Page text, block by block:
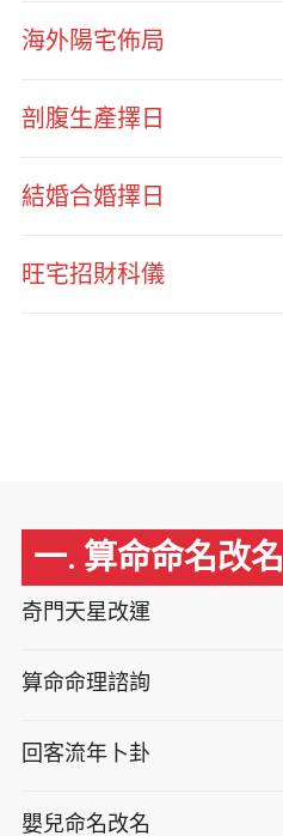
海外陽宅佈局
剖腹生產擇日
結婚合婚擇日
旺宅招財科儀
一. 算命命名改名
奇門天星改運
算命命理諮詢
回客流年卜卦
嬰兒命名改名